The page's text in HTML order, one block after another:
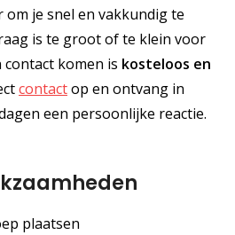
je snel en vakkundig te
is te groot of te klein voor
komen is kosteloos en
contactop en ontvang in
een persoonlijke reactie.
plaatsen